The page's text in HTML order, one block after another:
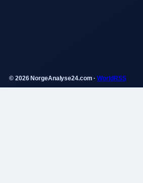
© 2026 NorgeAnalyse24.com ·WorldRSS